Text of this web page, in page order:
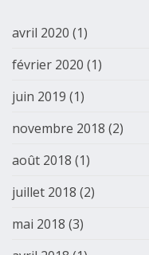
avril 2020 (1)
février 2020 (1)
juin 2019 (1)
novembre 2018 (2)
août 2018 (1)
juillet 2018 (2)
mai 2018 (3)